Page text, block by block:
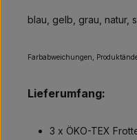
blau, gelb, grau, natur,
Farbabweichungen,
Lieferumfang:
3 x ÖKO-TEX